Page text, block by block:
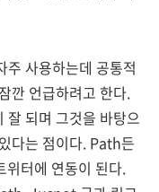
주 사용하는데 공통적
깐 언급하려고 한다.
잘 되며 그것을 바탕으
다는 점이다. Path든
터에 연동이 된다.